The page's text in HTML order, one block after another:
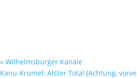
« Wilhelmsburger Kanäle
Kanu-Krümel: Alster Total (Achtung,